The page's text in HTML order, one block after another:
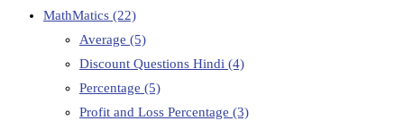
MathMatics (22)
Average (5)
Discount Questions Hindi (4)
Percentage (5)
Profit and Loss Percentage (3)